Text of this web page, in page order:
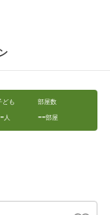
ども
人
部屋数
--部屋